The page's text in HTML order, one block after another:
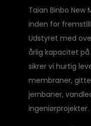
Taian Binbo New
inden for
Udstyret med
årlig kapacitet
sikrer vi hurtig
membraner,
jernbaner,
ingeniørprojekter.